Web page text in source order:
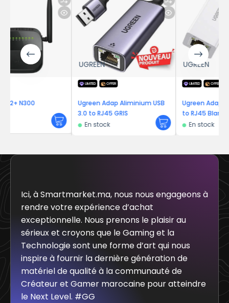
UGREEN
Ugreen Adap Aliminium USB
3.0 to RJ45 GRIS
En stock
UGREEN
Ugreen Adaptateur USB 2.0
to RJ45 Blanc
En stock
Ici, à Smartmarket.ma, nous nous engageons à
rendre votre expérience d’achat
exceptionnelle. Nous prenons le plaisir au
sérieux et croyons que le Gaming et la
Technologie sont une forme d’art qui nous
inspire à fournir la dernière génération de
matériel de qualité à la communauté de
Créateur et Gamer marocaine pour atteindre
le Next Level. #GG